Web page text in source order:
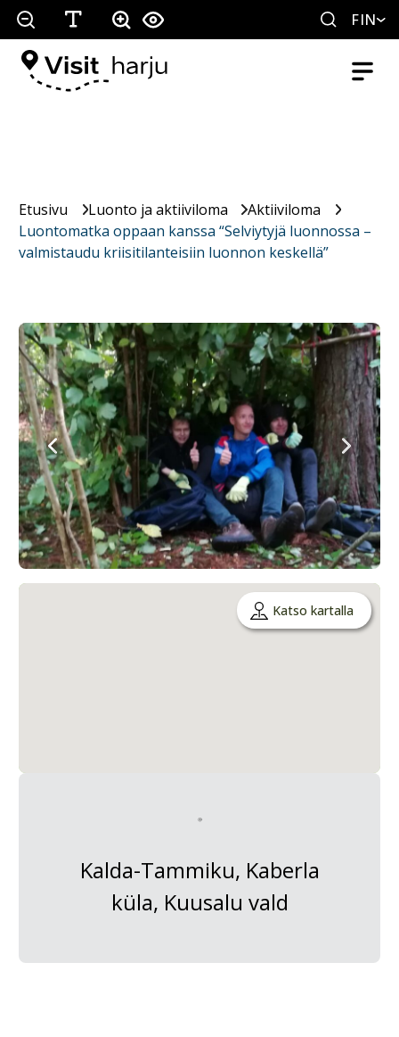
FIN
Etusivu Luonto ja aktiiviloma
Aktiiviloma
Luontomatka oppaan kanssa “Selviytyjä luonnossa –
valmistaudu kriisitilanteisiin luonnon keskellä”
Katso kartalla
Kalda-Tammiku, Kaberla
küla, Kuusalu vald